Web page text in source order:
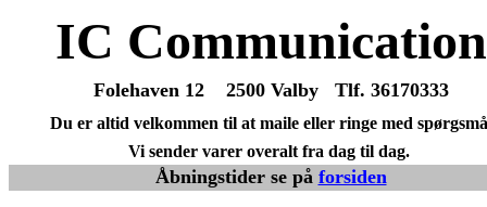
IC Communication
Folehaven 12 2500 Valby Tlf. 36170333
Du er altid velkommen til at maile eller ringe med
Vi sender varer overalt fra dag til dag.
Åbningstider se på forsiden